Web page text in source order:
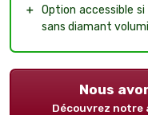
＋ Option accessible
sans diamant
Nous
Découvrez